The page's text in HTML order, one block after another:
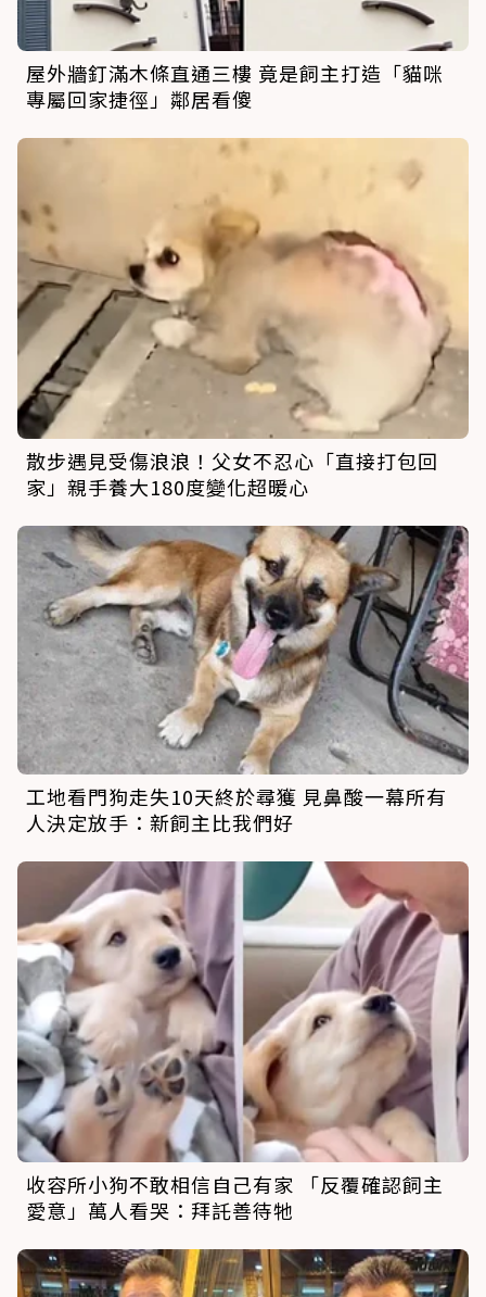
屋外牆釘滿木條直通三樓 竟是飼主打造「貓咪
專屬回家捷徑」鄰居看傻
散步遇見受傷浪浪！父女不忍心「直接打包回
家」親手養大180度變化超暖心
工地看門狗走失10天終於尋獲 見鼻酸一幕所有
人決定放手：新飼主比我們好
收容所小狗不敢相信自己有家 「反覆確認飼主
愛意」萬人看哭：拜託善待牠